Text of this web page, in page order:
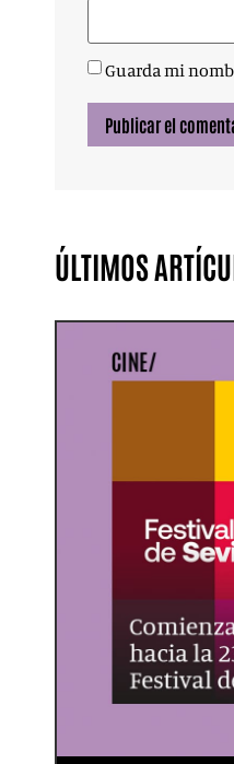
Guarda mi
ÚLTIMOS